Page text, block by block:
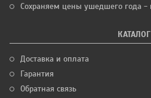
Сохраняем цены ушедшего года -
КАТАЛОГ
Доставка и оплата
Гарантия
Обратная связь